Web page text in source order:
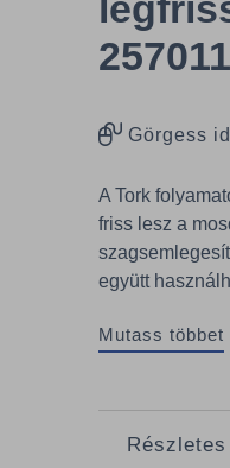
257011
Görgess
A Tork
friss lesz a
együtt
Mutass többet